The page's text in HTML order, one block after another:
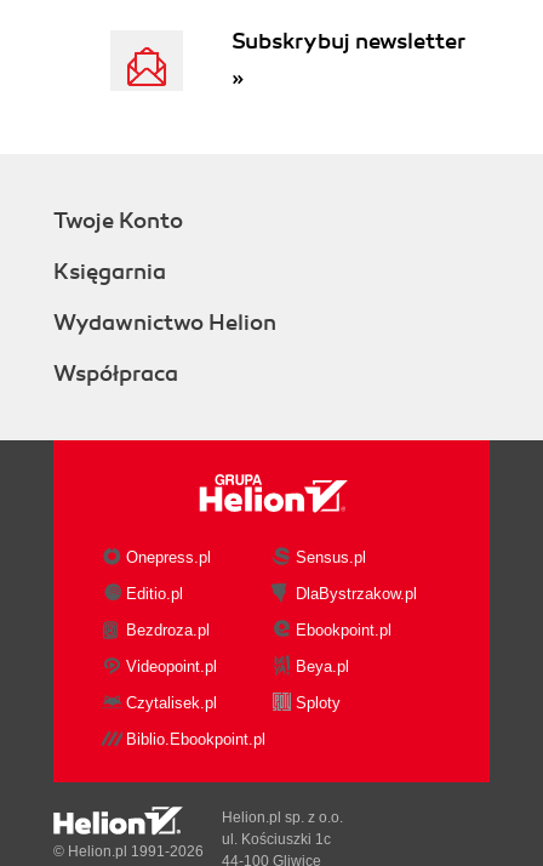
Subskrybuj newsletter
»
Twoje Konto
Księgarnia
Wydawnictwo Helion
Współpraca
Onepress.pl
Sensus.pl
Editio.pl
DlaBystrzakow.pl
Bezdroza.pl
Ebookpoint.pl
Videopoint.pl
Beya.pl
Czytalisek.pl
Sploty
Biblio.Ebookpoint.pl
© Helion.pl 1991-2026
Helion.pl sp. z o.o.
ul. Kościuszki 1c
44-100 Gliwice